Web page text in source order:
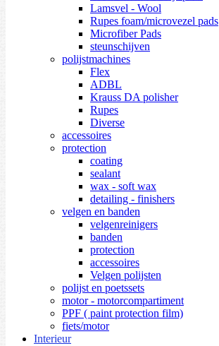
Lamsvel - Wool
Rupes foam/microvezel pads
Microfiber Pads
steunschijven
polijstmachines
Flex
ADBL
Krauss DA polisher
Rupes
Diverse
accessoires
protection
coating
sealant
wax - soft wax
detailing - finishers
velgen en banden
velgenreinigers
banden
protection
accessoires
Velgen polijsten
polijst en poetssets
motor - motorcompartiment
PPF ( paint protection film)
fiets/motor
Interieur